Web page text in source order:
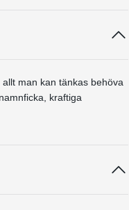
man kan tänkas behöva
kraftiga